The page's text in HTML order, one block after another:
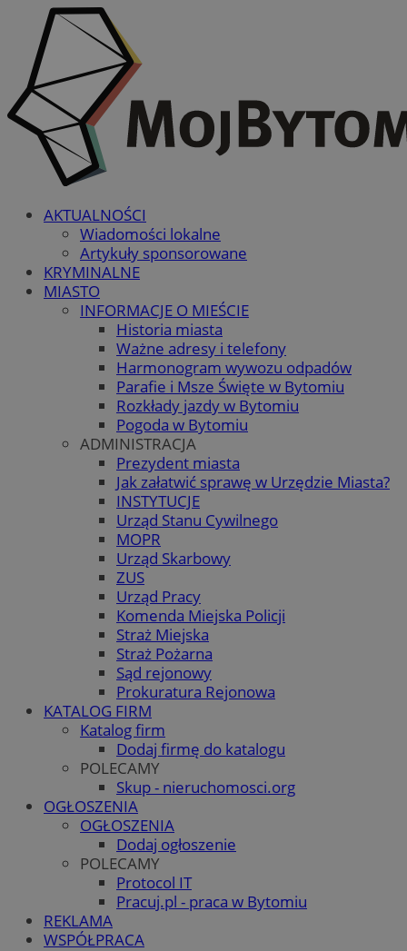
AKTUALNOŚCI
Wiadomości lokalne
Artykuły sponsorowane
KRYMINALNE
MIASTO
INFORMACJE O MIEŚCIE
Historia miasta
Ważne adresy i telefony
Harmonogram wywozu odpadów
Parafie i Msze Święte w Bytomiu
Rozkłady jazdy w Bytomiu
Pogoda w Bytomiu
ADMINISTRACJA
Prezydent miasta
Jak załatwić sprawę w Urzędzie Miasta?
INSTYTUCJE
Urząd Stanu Cywilnego
MOPR
Urząd Skarbowy
ZUS
Urząd Pracy
Komenda Miejska Policji
Straż Miejska
Straż Pożarna
Sąd rejonowy
Prokuratura Rejonowa
KATALOG FIRM
Katalog firm
Dodaj firmę do katalogu
POLECAMY
Skup - nieruchomosci.org
OGŁOSZENIA
OGŁOSZENIA
Dodaj ogłoszenie
POLECAMY
Protocol IT
Pracuj.pl - praca w Bytomiu
REKLAMA
WSPÓŁPRACA